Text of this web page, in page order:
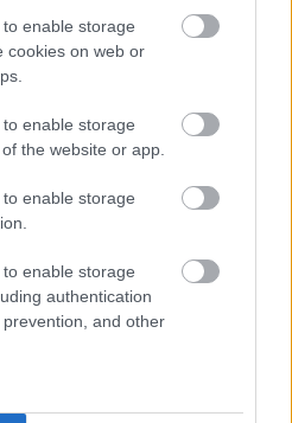
enable storage
cookies on web or
enable storage
the website or app.
enable storage
enable storage
authentication
and other
leto zelo uspešno tudi
leta 2026 je po
Samo junija je prodaja
pa je Leapmotor od
dobavil že več kot1,55